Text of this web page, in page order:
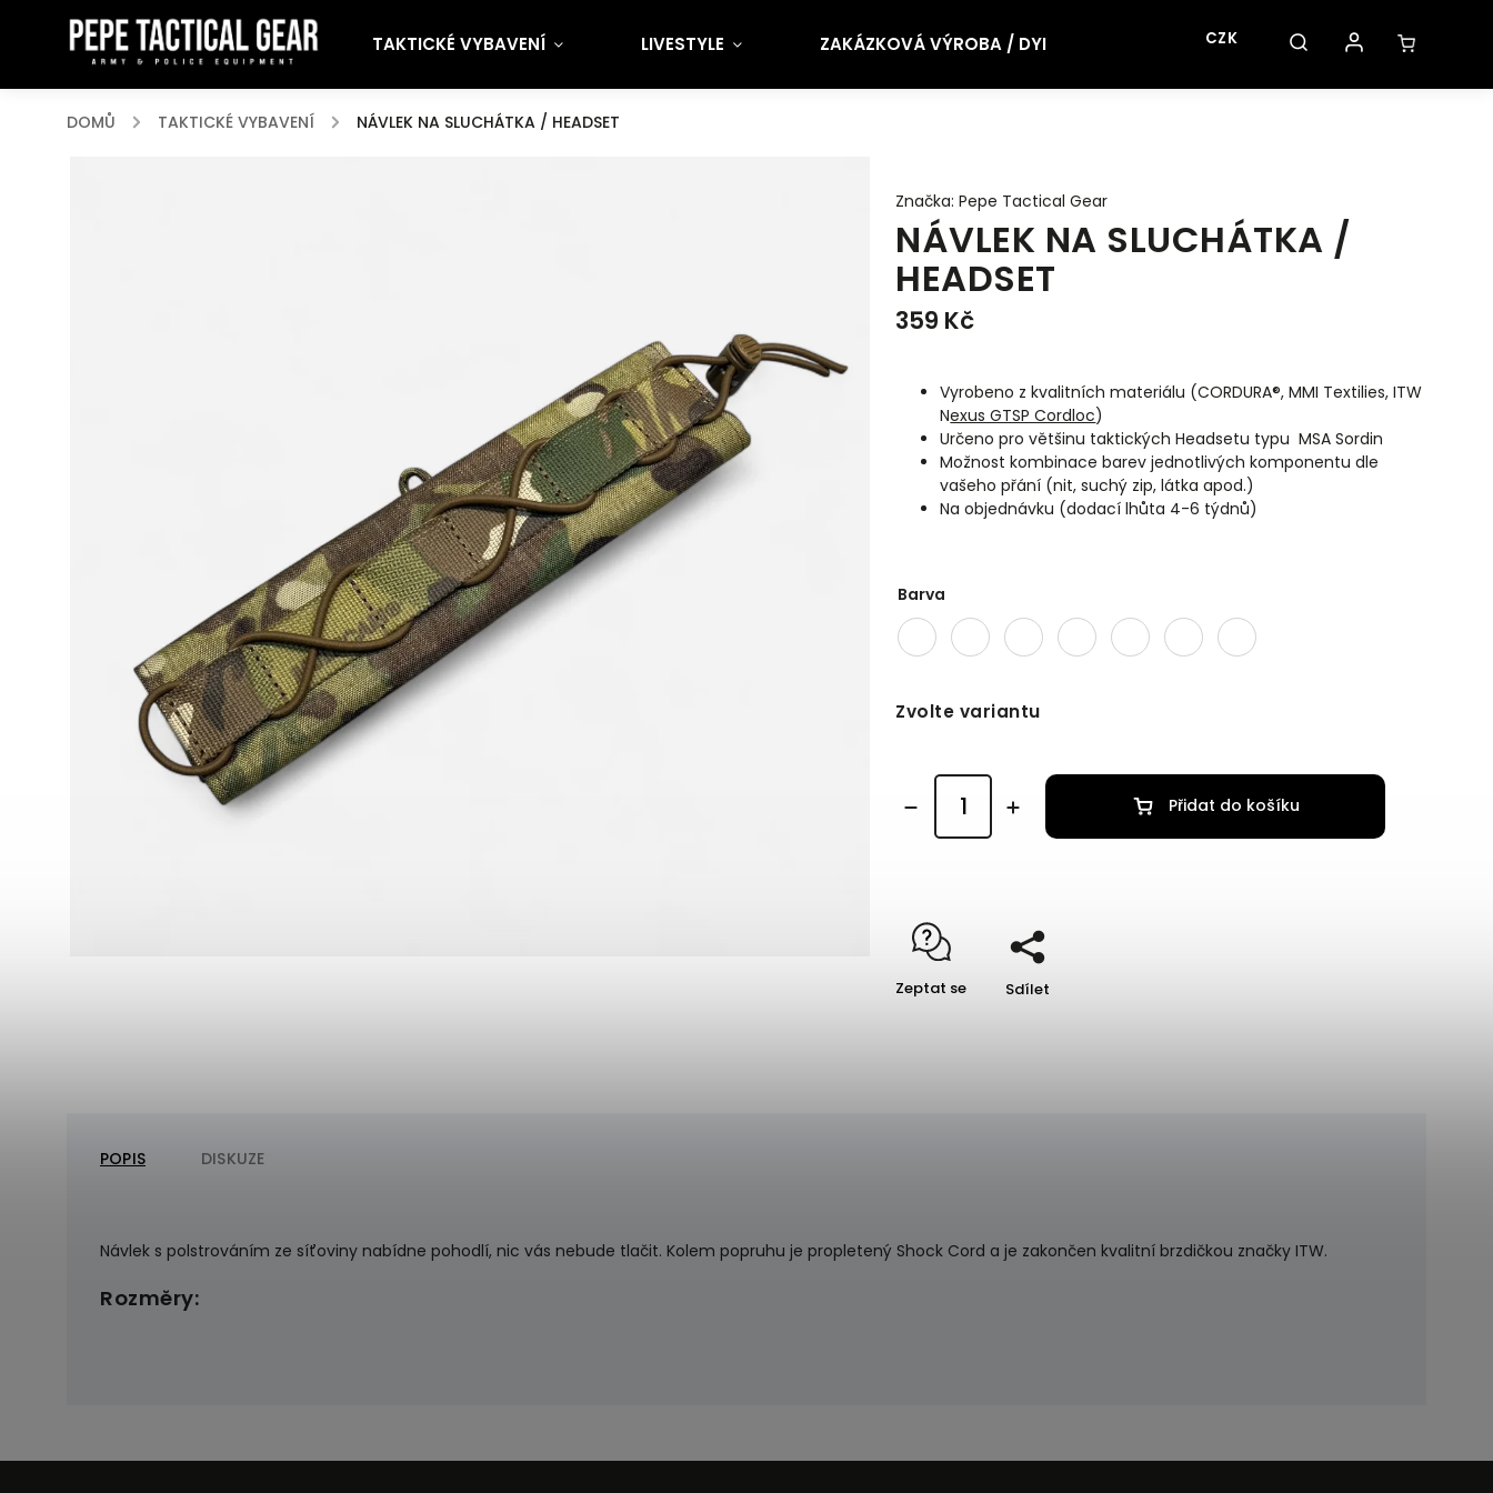
CZK
TAKTICKÉ VYBAVENÍ LIVESTYLE ZAKÁZKOVÁ VÝROBA / DYI
DOMŮ / TAKTICKÉ VYBAVENÍ / NÁVLEK NA SLUCHÁTKA / HEADSET
NÁVLEK NA SLUCHÁTKA /
HEADSET
359 Kč
Vyrobeno zkvalitních materiálu (CORDURA®, MMI Textilies, ITW
Nexus GTSP Cordloc)
Určeno pro většinu taktických Headsetu typu MSA Sordin
Možnost kombinace barev jednotlivých komponentu dle
vašeho přání (nit, suchý zip, látka apod.)
Na objednávku (dodací lhůta 4-6 týdnů)
Značka:Pepe Tactical Gear
Barva
Zvolte variantu
Přidat do košíku
Zeptat se Sdílet
POPIS DISKUZE
Návlek s polstrováním ze síťoviny nabídne pohodlí, nic vás nebude tlačit. Kolem popruhu je propletený Shock Cord a je zakončen kvalitní brzdičkou značky ITW.
Rozměry: